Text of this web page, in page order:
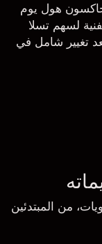
جاكسون هول يوم
لسهم تسلا
تغيير شامل في
من المبتدئين